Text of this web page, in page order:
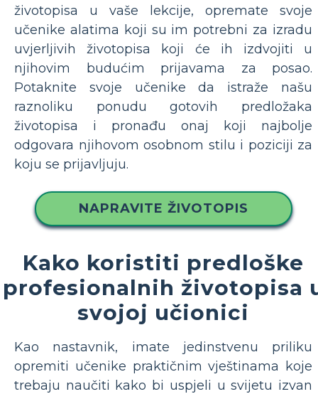
životopisa u vaše lekcije, opremate svoje
učenike alatima koji su im potrebni za izradu
uvjerljivih životopisa koji će ih izdvojiti u
njihovim budućim prijavama za posao.
Potaknite svoje učenike da istraže našu
raznoliku ponudu gotovih predložaka
životopisa i pronađu onaj koji najbolje
odgovara njihovom osobnom stilu i poziciji za
koju se prijavljuju.
NAPRAVITE ŽIVOTOPIS
Kako koristiti predloške
profesionalnih životopisa
svojoj učionici
Kao nastavnik, imate jedinstvenu priliku
opremiti učenike praktičnim vještinama koje
trebaju naučiti kako bi uspjeli u svijetu izvan